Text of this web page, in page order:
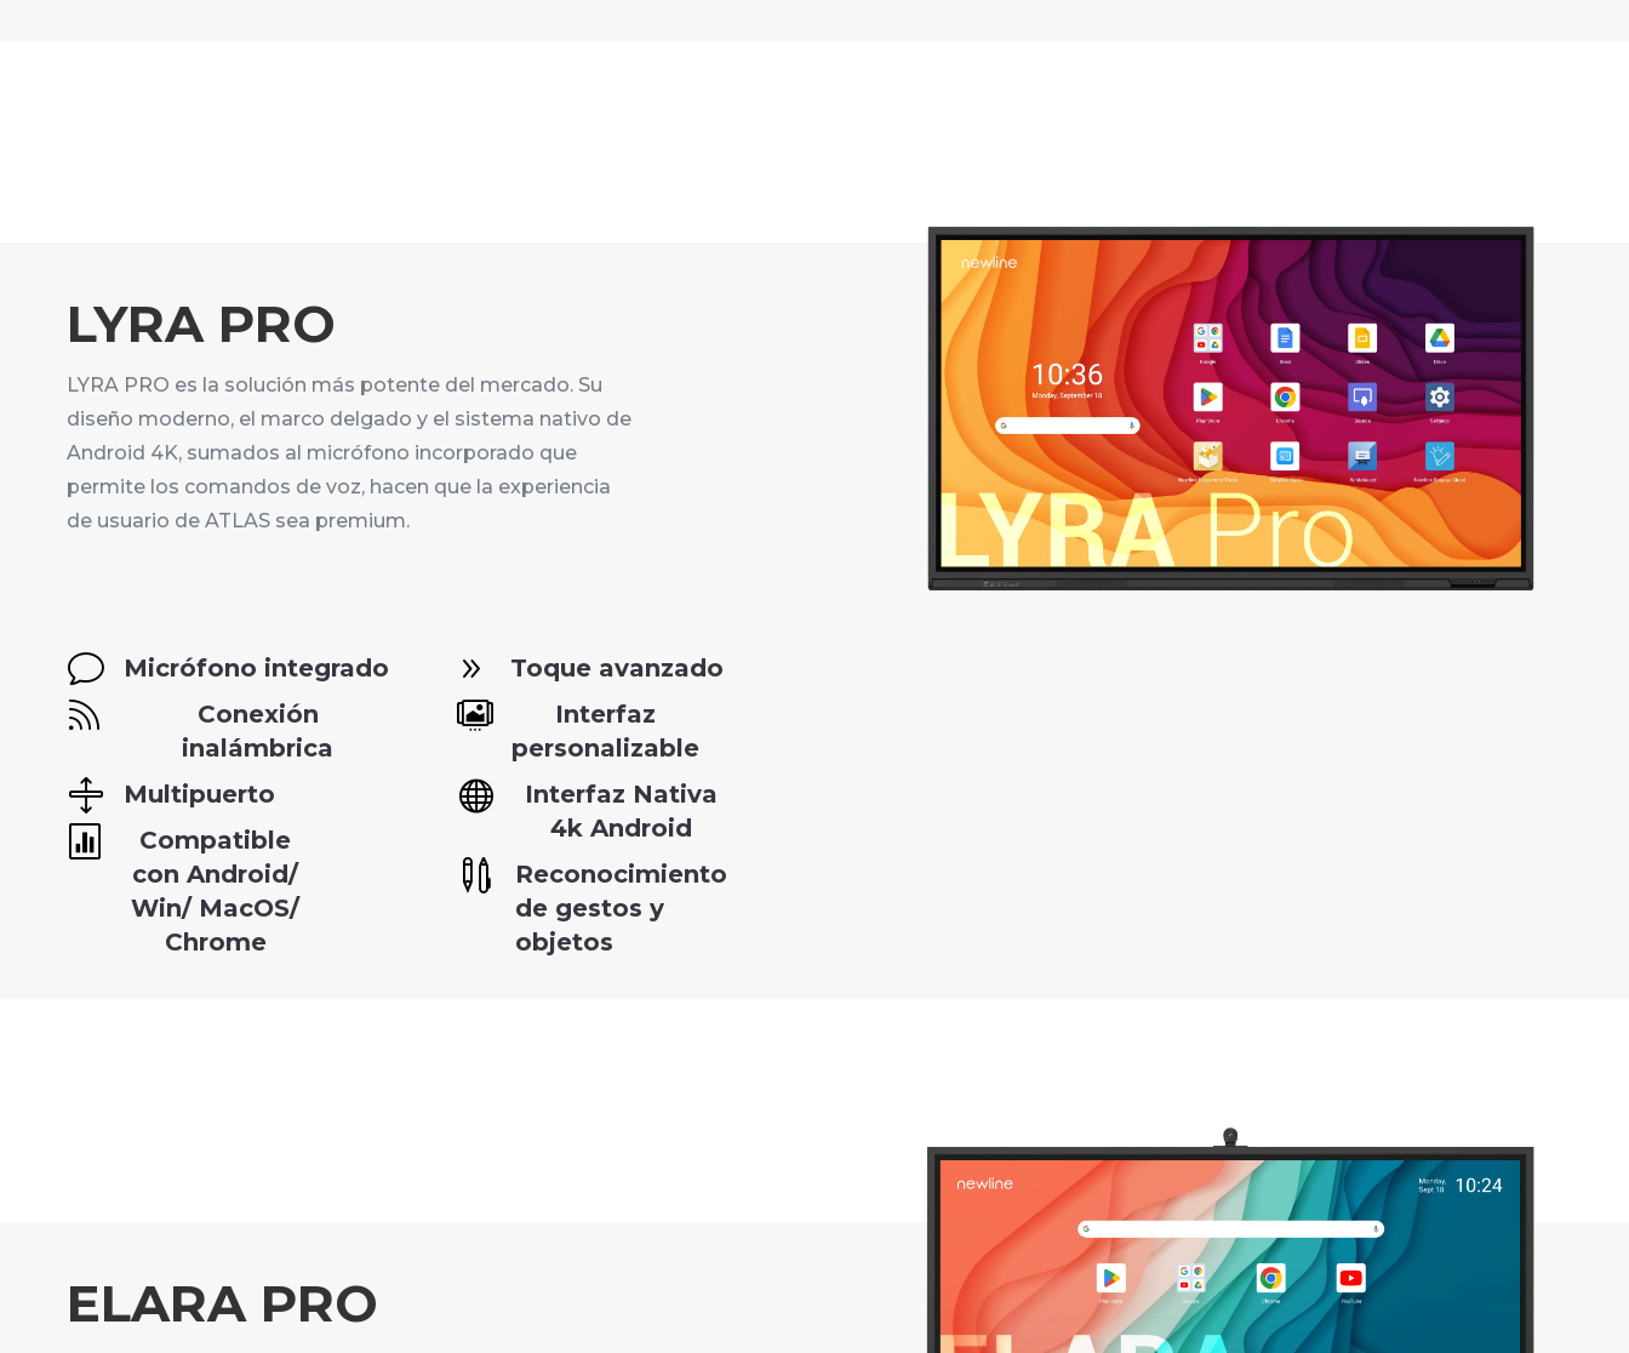
LYRA PRO
LYRA PRO es la solución más potente del mercado. Su
diseño moderno, el marco delgado y el sistema nativo de
Android 4K, sumados al micrófono incorporado que
permite los comandos de voz, hacen que la experiencia
de usuario de ATLAS sea premium.
v Micrófono integrado

Conexión
inalámbrica
 Multipuerto

Compatible
con Android/
Win/ MacOS/
Chrome
9 Toque avanzado

Interfaz
personalizable

Interfaz Nativa
4k Android

Reconocimiento
de gestos y
objetos
ELARA PRO